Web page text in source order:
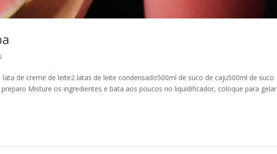
de creme de leite2 latas de leite condensado500ml de suco de caju500ml de suco
Misture os ingredientes e bata aos poucos no liquidificador, coloque para gelar